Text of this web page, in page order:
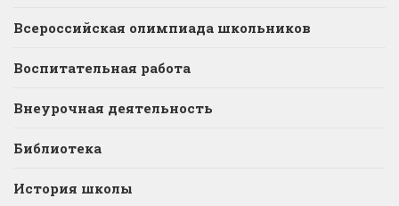
Всероссийская олимпиада школьников
Воспитательная работа
Внеурочная деятельность
Библиотека
История школы